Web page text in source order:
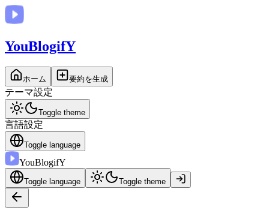
YouBlogifY
ホーム 要約を生成
テーマ設定
Toggle theme
言語設定
Toggle language
YouBlogifY
Toggle language Toggle theme